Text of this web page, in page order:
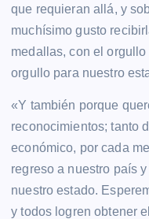
que requieran allá, y
muchísimo gusto
medallas, con el
orgullo para nuestro
«Y también porque
reconocimientos; tanto
económico, por cada
regreso a nuestro país
nuestro estado.
y todos logren obtener